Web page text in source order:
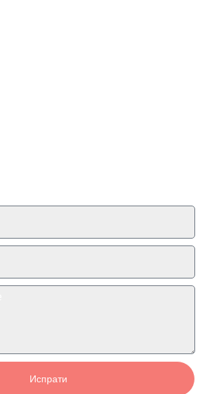
Вики?
Испрати